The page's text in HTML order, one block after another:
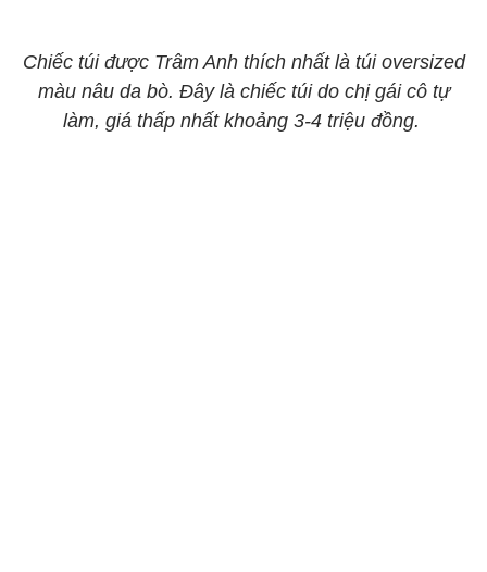
Chiếc túi được Trâm Anh thích nhất là túi oversized
màu nâu da bò. Đây là chiếc túi do chị gái cô tự
làm, giá thấp nhất khoảng 3-4 triệu đồng.